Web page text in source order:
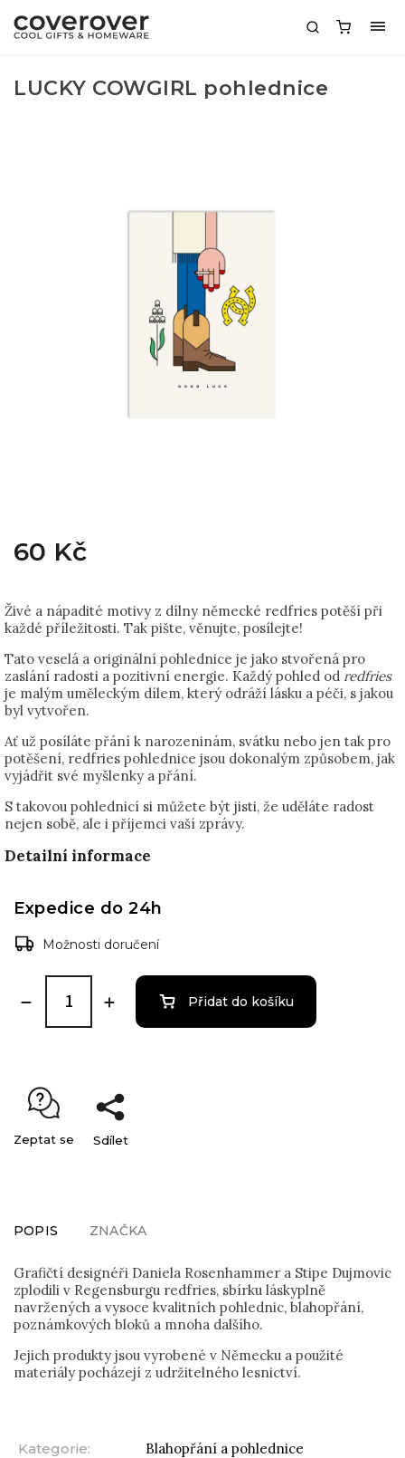
LUCKY COWGIRL pohlednice
60 Kč
Živé a nápadité motivy z dílny německé redfries potěší při
každé příležitosti. Tak pište, věnujte, posílejte!
Tato veselá a originální pohlednice je jako stvořená pro
zaslání radosti a pozitivní energie. Každý pohled od redfries
je malým uměleckým dílem, který odráží lásku a péči, s jakou
byl vytvořen.
Ať už posíláte přání k narozeninám, svátku nebo jen tak pro
potěšení, redfries pohlednice jsou dokonalým způsobem, jak
vyjádřit své myšlenky a přání.
S takovou pohlednicí si můžete být jisti, že uděláte radost
nejen sobě, ale i příjemci vaší zprávy.
Detailní informace
Expedice do 24h
Možnosti doručení
Přidat do košíku
Zeptat se Sdílet
POPIS ZNAČKA
Grafičtí designéři Daniela Rosenhammer a Stipe Dujmovic
zplodili v Regensburgu redfries, sbírku láskyplně
navržených a vysoce kvalitních pohlednic, blahopřání,
poznámkových bloků a mnoha dalšího.
Jejich produkty jsou vyrobené v Německu a použité
materiály pocházejí z udržitelného lesnictví.
Kategorie:
Blahopřání a pohlednice